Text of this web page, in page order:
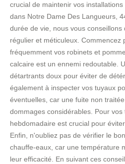
crucial de maintenir vos
dans Notre Dame Des Langueurs,
durée de vie, nous vous
régulier et méticuleux. Commencez
fréquemment vos robinets et
calcaire est un ennemi redoutable.
détartrants doux pour éviter de
également à inspecter vos tuyaux
éventuelles, car une fuite non
dommages considérables. Pour
hebdomadaire est crucial pour
Enfin, n'oubliez pas de vérifier le
chauffe-eaux, car une température
leur efficacité. En suivant ces